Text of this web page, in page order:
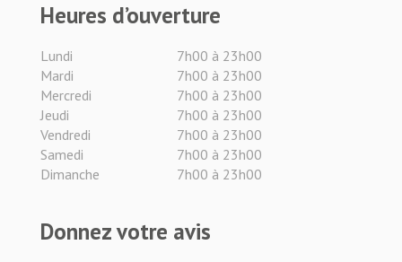
Heures d’ouverture
Lundi
7h00 à 23h00
Mardi
7h00 à 23h00
Mercredi
7h00 à 23h00
Jeudi
7h00 à 23h00
Vendredi
7h00 à 23h00
Samedi
7h00 à 23h00
Dimanche
7h00 à 23h00
Donnez votre avis